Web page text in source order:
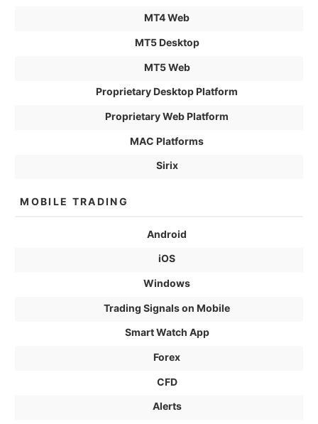
MT4 Web
MT5 Desktop
MT5 Web
Proprietary Desktop Platform
Proprietary Web Platform
MAC Platforms
Sirix
MOBILE TRADING
Android
iOS
Windows
Trading Signals on Mobile
Smart Watch App
Forex
CFD
Alerts